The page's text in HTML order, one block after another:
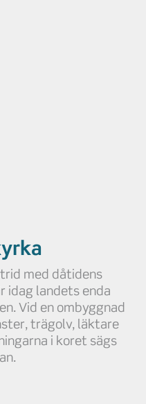
med dåtidens
idag landets enda
Vid en ombyggnad
trägolv, läktare
i koret sägs